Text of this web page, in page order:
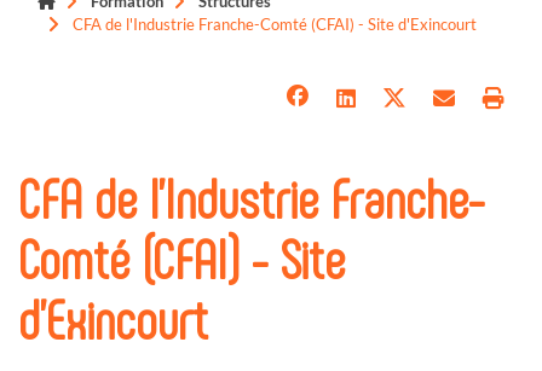
CFA de l'Industrie Franche-Comté (CFAI) - Site d'Exincourt
CFA de l'Industrie Franche-
Comté (CFAI) - Site
d'Exincourt